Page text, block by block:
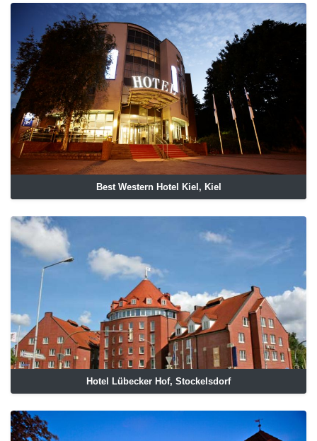
Best Western Hotel Kiel, Kiel
Hotel Lübecker Hof, Stockelsdorf